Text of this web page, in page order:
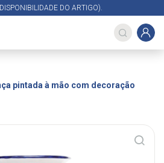
DO ARTIGO).
pintada à mão com decoração